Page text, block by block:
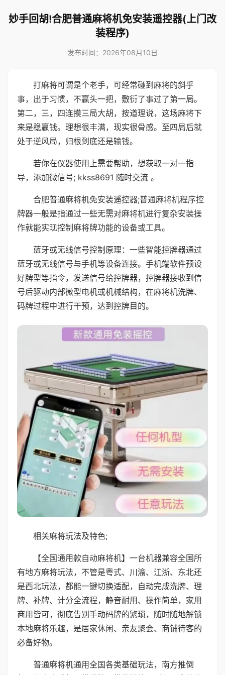
妙手回胡!合肥普通麻将机免安装遥控器(上门改
装程序)
发布时间：2026年08月10日
打麻将可谓是个老手，可经常碰到麻将的斜乎
事，出于习惯，不赢头一把，敷衍了事过了第一局。
第二，三，四连摸三局大胡，按道理说，这场麻将下
来是稳赢钱。理想很丰满，现实很骨感。至四局后就
处于逆风局，归根到底还是输钱。
若你在仪器使用上需要帮助，想获取一对一指
导，添加微信号; kkss8691 随时交流 。
合肥普通麻将机免安装遥控器;普通麻将机程序控
牌器一般是指通过一些无需对麻将机进行复杂安装操
作就能实现控制麻将牌功能的设备或工具。
蓝牙或无线信号控制原理：一些智能控牌器通过
蓝牙或无线信号与手机等设备连接。手机端软件预设
好牌型等指令，发送信号给控牌器，控牌器接收到信
号后驱动内部微型电机或机械结构，在麻将机洗牌、
码牌过程中进行干预，达到控牌目的。
相关麻将玩法及特色;
【全国通用款自动麻将机】一台机器兼容全国所
有地方麻将玩法，不管是粤式、川渝、江浙、东北还
是西北玩法，都能一键切换适配，自动完成洗牌、理
牌、补牌、计分全流程，静音耐用、操作简单，家用
商用皆可，彻底告别手动码牌的繁琐，随时随地解锁
本地麻将乐趣，是居家休闲、亲友聚会、商铺待客的
必备好物。
普通麻将机通用全国各类基础玩法，南方推倒